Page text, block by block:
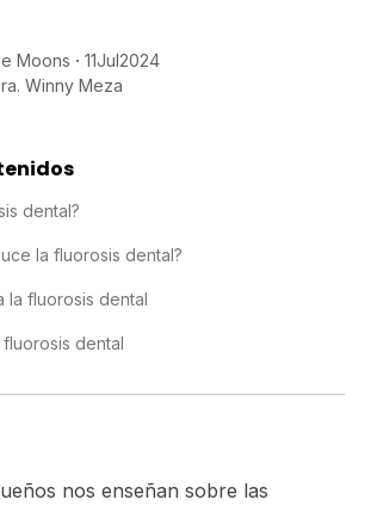
Moons 11Jul2024
Winny Meza
dental?
la fluorosis dental?
la fluorosis dental
dental
nos enseñan sobre las